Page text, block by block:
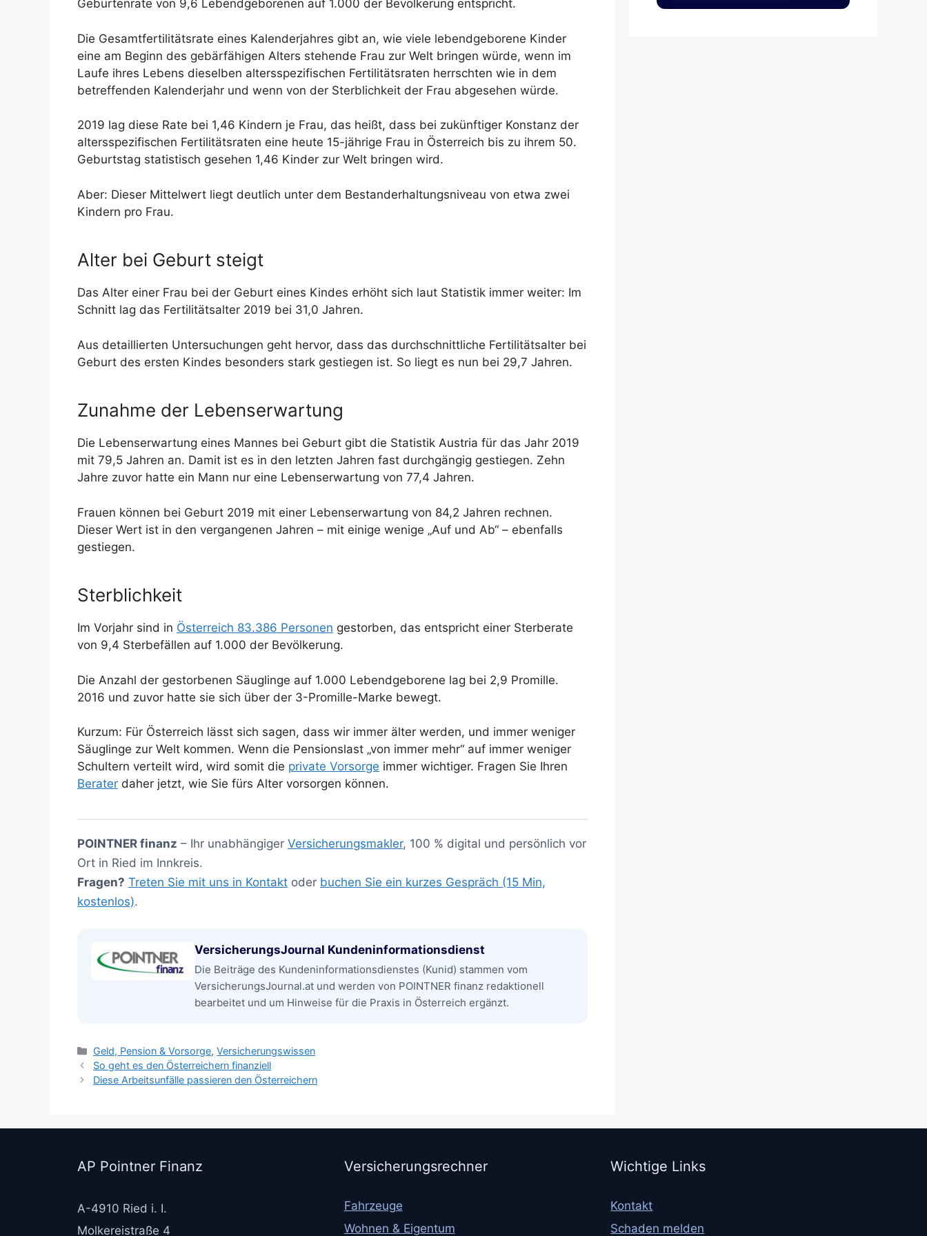
Geburtenrate von 9,6 Lebendgeborenen auf 1.000 der Bevölkerung entspricht.
Die Gesamtfertilitätsrate eines Kalenderjahres gibt an, wie viele lebendgeborene Kinder
eine am Beginn des gebärfähigen Alters stehende Frau zur Welt bringen würde, wenn im
Laufe ihres Lebens dieselben altersspezifischen Fertilitätsraten herrschten wie in dem
betreffenden Kalenderjahr und wenn von der Sterblichkeit der Frau abgesehen würde.
2019 lag diese Rate bei 1,46 Kindern je Frau, das heißt, dass bei zukünftiger Konstanz der
altersspezifischen Fertilitätsraten eine heute 15-jährige Frau in Österreich bis zu ihrem 50.
Geburtstag statistisch gesehen 1,46 Kinder zur Welt bringen wird.
Aber: Dieser Mittelwert liegt deutlich unter dem Bestanderhaltungsniveau von etwa zwei
Kindern pro Frau.
Alter bei Geburt steigt
Das Alter einer Frau bei der Geburt eines Kindes erhöht sich laut Statistik immer weiter: Im
Schnitt lag das Fertilitätsalter 2019 bei 31,0 Jahren.
Aus detaillierten Untersuchungen geht hervor, dass das durchschnittliche Fertilitätsalter bei
Geburt des ersten Kindes besonders stark gestiegen ist. So liegt es nun bei 29,7 Jahren.
Zunahme der Lebenserwartung
Die Lebenserwartung eines Mannes bei Geburt gibt die Statistik Austria für das Jahr 2019
mit 79,5 Jahren an. Damit ist es in den letzten Jahren fast durchgängig gestiegen. Zehn
Jahre zuvor hatte ein Mann nur eine Lebenserwartung von 77,4 Jahren.
Frauen können bei Geburt 2019 mit einer Lebenserwartung von 84,2 Jahren rechnen.
Dieser Wert ist in den vergangenen Jahren – mit einige wenige „Auf und Ab“ – ebenfalls
gestiegen.
Sterblichkeit
Im Vorjahr sind in Österreich 83.386 Personen gestorben, das entspricht einer Sterberate
von 9,4 Sterbefällen auf 1.000 der Bevölkerung.
Die Anzahl der gestorbenen Säuglinge auf 1.000 Lebendgeborene lag bei 2,9 Promille.
2016 und zuvor hatte sie sich über der 3-Promille-Marke bewegt.
Kurzum: Für Österreich lässt sich sagen, dass wir immer älter werden, und immer weniger
Säuglinge zur Welt kommen. Wenn die Pensionslast „von immer mehr“ auf immer weniger
Schultern verteilt wird, wird somit die private Vorsorge immer wichtiger. Fragen Sie Ihren
Berater daher jetzt, wie Sie fürs Alter vorsorgen können.
POINTNER finanz – Ihr unabhängiger Versicherungsmakler, 100 % digital und persönlich vor
Ort in Ried im Innkreis.
Fragen? Treten Sie mit uns in Kontakt oder buchen Sie ein kurzes Gespräch (15 Min,
kostenlos).
VersicherungsJournal Kundeninformationsdienst
Die Beiträge des Kundeninformationsdienstes (Kunid) stammen vom
VersicherungsJournal.at und werden von POINTNER finanz redaktionell
bearbeitet und um Hinweise für die Praxis in Österreich ergänzt.
Kategorien
Geld, Pension & Vorsorge,Versicherungswissen
So geht es den Österreichern finanziell
Diese Arbeitsunfälle passieren den Österreichern
AP Pointner Finanz
A-4910 Ried i. I.
Molkereistraße 4
Versicherungsrechner
Fahrzeuge
Wohnen & Eigentum
Wichtige Links
Kontakt
Schaden melden